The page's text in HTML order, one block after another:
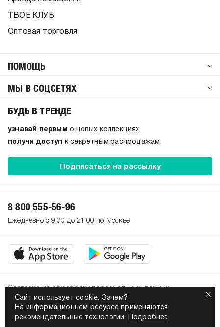
Сайт использует cookie. Зачем?
На информационном ресурсе применяются
рекомендательные технологии.
Подробнее
ТВОЕ КЛУБ
Оптовая торговля
ПОМОЩЬ
МЫ В СОЦСЕТЯХ
БУДЬ В ТРЕНДЕ
узнавай первым о новых коллекциях
получи доступ
к секретным распродажам
Подписаться на рассылку
8 800 555-56-96
Ежедневно с 9:00 до 21:00 по Москве
2026. Все права защищены
Политика конфиденциальности
Согласие на обработку персональных данных